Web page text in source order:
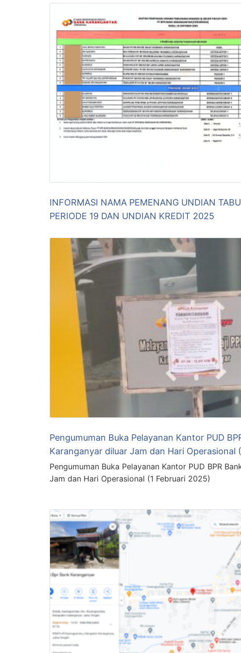
INFORMASI NAMA PEMENANG UNDIAN
PERIODE 19 DAN UNDIAN KREDIT 2025
Pengumuman Buka Pelayanan Kantor PUD
Karanganyar diluar Jam dan Hari Operasional
Pengumuman Buka Pelayanan Kantor PUD BPR
Jam dan Hari Operasional (1 Februari 2025)